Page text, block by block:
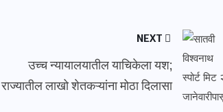
NEXT
उच्च न्यायालयातील याचिकेला यश;
राज्यातील लाखो शेतकऱ्यांना मोठा दिलासा